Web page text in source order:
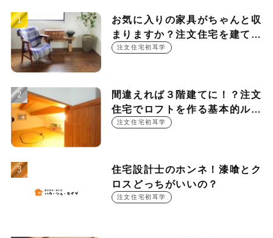
お気に入りの家具がちゃんと収
まりますか？注文住宅を建てる
時に押さえておきたい設計ポイ
注文住宅初耳学
間違えれば３階建てに！？注文
住宅でロフトを作る基本的ルー
ル注文住宅初耳学
住宅設計士のホンネ！漆喰とク
ロスどっちがいいの？
注文住宅初耳学